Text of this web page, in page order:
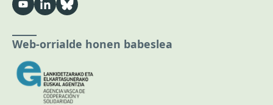
Web-orrialde honen babeslea